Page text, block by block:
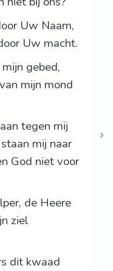
Uw Naam,
Uw macht.
gebed,
mijn mond
tegen mij
mij naar
God niet voor
de Heere
ziel
dit kwaad